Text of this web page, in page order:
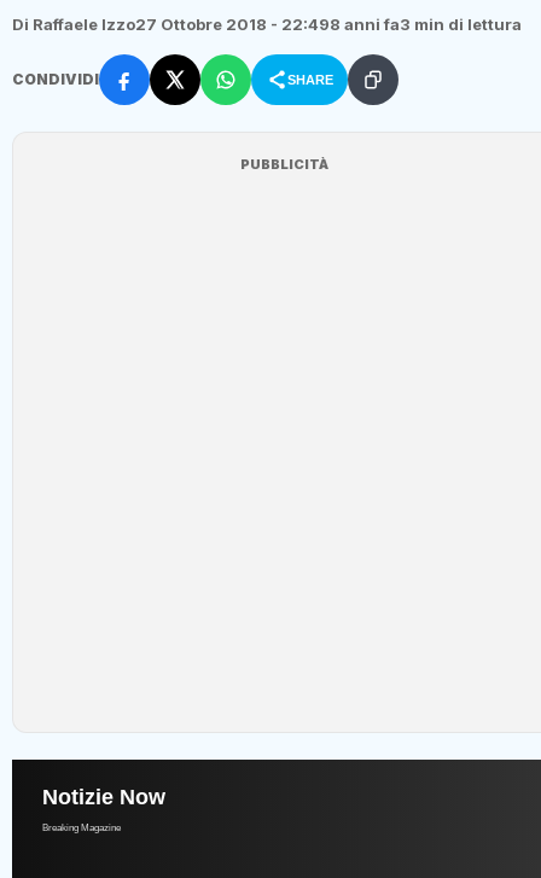
Di Raffaele Izzo27 Ottobre 2018 - 22:498 anni fa3 min di lettura
CONDIVIDI SHARE
PUBBLICITÀ